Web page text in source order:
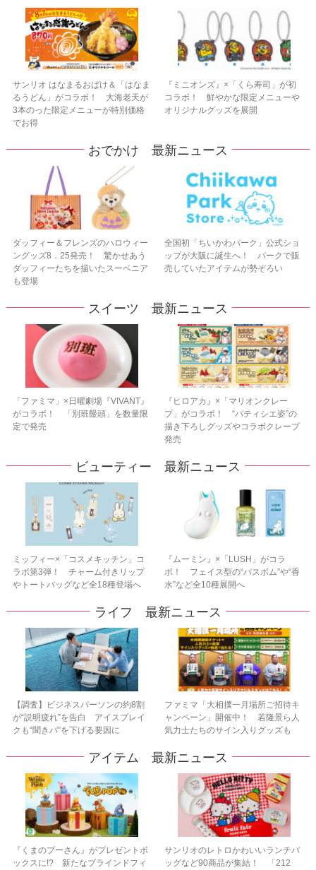
サンリオ はなまるおばけ＆「はなま
るうどん」がコラボ！ 大海老天が
3本のった限定メニューが特別価格
でお得
『ミニオンズ』×「くら寿司」が初
コラボ！ 鮮やかな限定メニューや
オリジナルグッズを展開
おでかけ 最新ニュース
ダッフィー＆フレンズのハロウィー
ングッズ8．25発売！ 驚かせあう
ダッフィーたちを描いたスーベニア
も登場
全国初「ちいかわパーク」公式ショ
ップが大阪に誕生へ！ パークで販
売していたアイテムが勢ぞろい
スイーツ 最新ニュース
「ファミマ」×日曜劇場『VIVANT』
がコラボ！ 「別班饅頭」を数量限
定で発売
『ヒロアカ』×「マリオンクレー
プ」がコラボ！ “パティシエ姿”の
描き下ろしグッズやコラボクレープ
発売
ビューティー 最新ニュース
ミッフィー×「コスメキッチン」コ
ラボ第3弾！ チャーム付きリップ
やトートバッグなど全18種登場へ
『ムーミン』×「LUSH」がコラ
ボ！ フェイス型の“バスボム”や“香
水”など全10種展開へ
ライフ 最新ニュース
【調査】ビジネスパーソンの約8割
が“説明疲れ”を告白 アイスブレイ
クも“聞きパ”を下げる要因に
ファミマ「大相撲一月場所ご招待キ
ャンペーン」開催中！ 若隆景ら人
気力士たちのサイン入りグッズも
アイテム 最新ニュース
『くまのプーさん』がプレゼントボ
ックスに!? 新たなブラインドフィ
サンリオのレトロかわいいランチバ
ッグなど90商品が集結！ 「212